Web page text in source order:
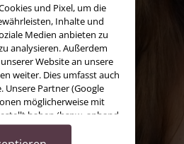
und Pixel, um die
Inhalte und
Medien anbieten zu
analysieren. Außerdem
Website an unsere
weiter. Dies umfasst auch
Partner (Google
möglicherweise mit
haben (bspw. anhand
Ihrer Nutzung der
anderer Geräte). Ihre